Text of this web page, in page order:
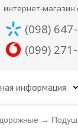
интернет-магазин
(098)
(099)
информация
→